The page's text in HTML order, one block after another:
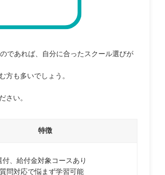
であれば、自分に合ったスクール選びが
方も多いでしょう。
さい。
特徴
付、給付金対象コースあり
問対応で悩まず学習可能